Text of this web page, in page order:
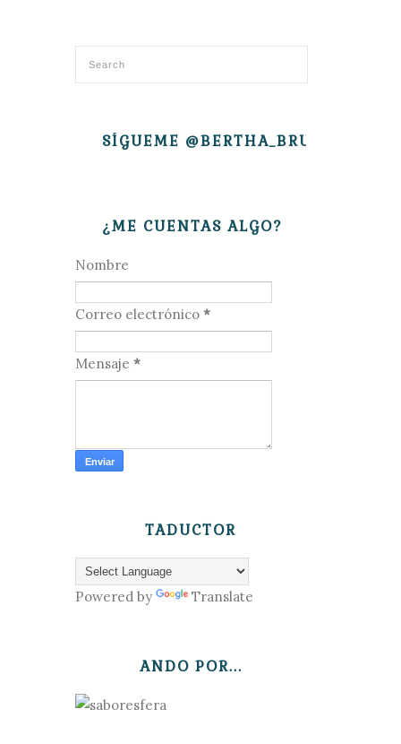
SÍGUEME @BERTHA_BRUJITA
¿ME CUENTAS ALGO?
Nombre
Correo electrónico *
Mensaje *
TADUCTOR
Powered by Translate
ANDO POR...